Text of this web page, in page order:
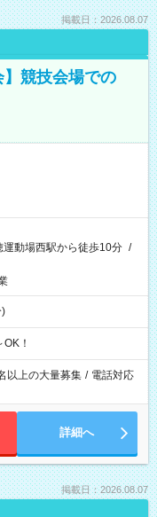
掲載日：2026.08.07
競技会場での
運動場西駅から徒歩10分 /
)
！
以上の大量募集 / 電話対応
詳細へ
掲載日：2026.08.07